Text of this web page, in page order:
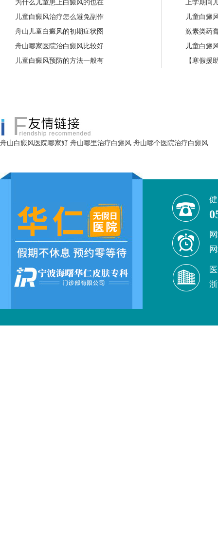
为什么儿童患上白癜风的也在
儿童白癜风治疗怎么避免副作
舟山儿童白癜风的初期症状图
舟山哪家医院治白癜风比较好
儿童白癜风预防的方法一般有
上学期间
儿童白癜
激素类药
儿童白癜
【寒假援
舟山白癜风医院哪家好 舟山哪里治疗白癜风 舟山哪个医院治疗白癜风